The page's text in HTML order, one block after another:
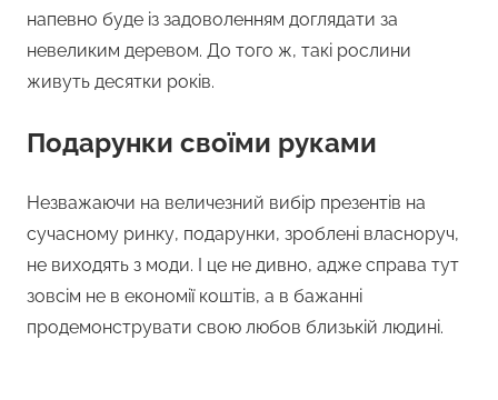
напевно буде із задоволенням доглядати за
невеликим деревом. До того ж, такі рослини
живуть десятки років.
Подарунки своїми руками
Незважаючи на величезний вибір презентів на
сучасному ринку, подарунки, зроблені власноруч,
не виходять з моди. І це не дивно, адже справа тут
зовсім не в економії коштів, а в бажанні
продемонструвати свою любов близькій людині.